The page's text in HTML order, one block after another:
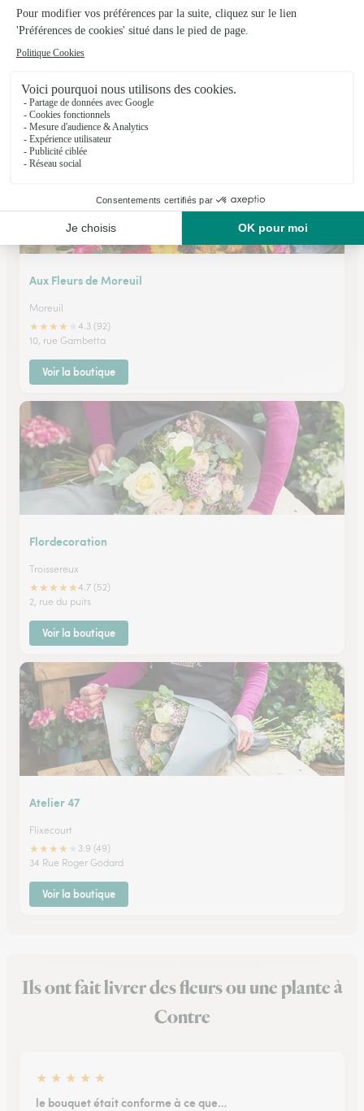
Quelques Fleurs
Airaines
Voir la boutique
Aux Fleurs de Moreuil
Moreuil
★★★★
4.3 (92)
10, rue Gambetta
Voir la boutique
Flordecoration
Troissereux
★★★★★4.7 (52)
2, rue du puits
Voir la boutique
Atelier 47
Flixecourt
★★★★
3.9 (49)
34 Rue Roger Godard
Voir la boutique
Ils ont fait livrer des fleurs ou une plante à
Contre
★ ★ ★ ★ ★
le bouquet était conforme à ce que…